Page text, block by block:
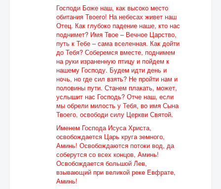
Господи Боже наш, как высоко место
обитания Твоего! На небесах живет наш
Отец. Как глубоко падение наше, кто нас
поднимет? Имя Твое – Вечное Царство,
путь к Тебе – сама вселенная. Как дойти
до Тебя? Соберемся вместе, поднимем
на руки израненную птицу и пойдем к
нашему Господу. Будем идти день и
ночь, но где сил взять? Не пройти нам и
половины пути. Станем плакать, может,
услышит нас Господь? Отче наш, если
мы обрели милость у Тебя, во имя Сына
Твоего, освободи силу Церкви Святой.
Именем Господа Исуса Христа,
освобождается Царь круга земного,
Аминь! Освобождаются потоки вод, да
соберутся со всех концов, Аминь!
Освобождается большой Лев,
взывающий при великой реке Евфрате,
Аминь!